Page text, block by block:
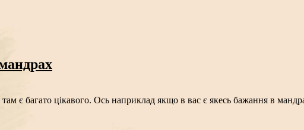
є багато цікавого. Ось наприклад якщо в вас є якесь бажання в